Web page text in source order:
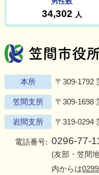
本所 〒309-1792
笠間支所 〒309-1698
岩間支所 〒319-0294
電話番号: 0296-77-
(友部・笠間
内からは